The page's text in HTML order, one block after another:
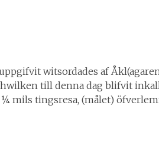
witsordades af
till denna dag blifvit
mils tingsresa, (målet)